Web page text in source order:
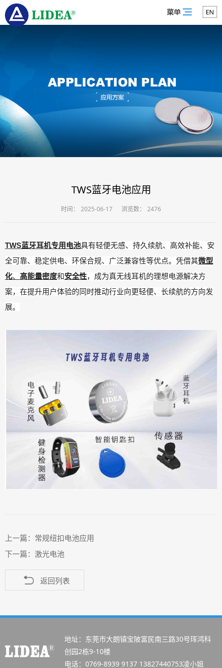
EN
TWS蓝牙电池应用
时间： 2025-06-17 浏览数： 2476
TWS蓝牙耳机专用电池具有轻便无感、持久续航、高效补能、安
全可靠、稳定供电、环保合规、广泛兼容性等优点。凭借其微型
化、 高能量密度和安全性，成为真无线耳机的理想电源解决方
案，在提升用户体验的同时推动行业向更轻便、长续航的方向发
展。
上一篇： 常规纽扣电池应用
下一篇： 激光电池
返回列表
地址：东莞市大朗镇宝陂富民南三路30号珲鸿科
创园2栋9-10楼
电话：0769-8939 9137 13827440753凌小姐